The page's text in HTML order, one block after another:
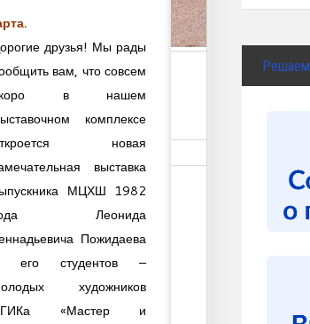
друзья! Мы рады
вам, что совсем
в нашем
комплексе
новая
выставка
МЦХШ 1982
Леонида
Пожидаева
его студентов –
художников
«Мастер и
Решаем